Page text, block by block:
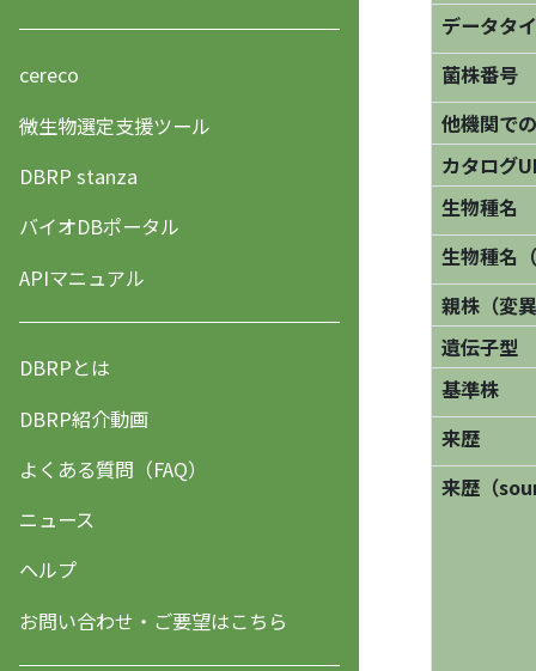
cereco
微生物選定支援ツール
DBRP stanza
バイオDBポータル
APIマニュアル
DBRPとは
DBRP紹介動画
よくある質問（FAQ）
ニュース
ヘルプ
お問い合わせ・ご要望はこちら
データタ
菌株番号
他機関で
カタログ
生物種名
生物種名
親株（変
遺伝子型
基準株
来歴
来歴（